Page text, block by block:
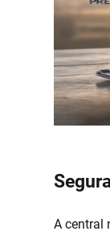
A central